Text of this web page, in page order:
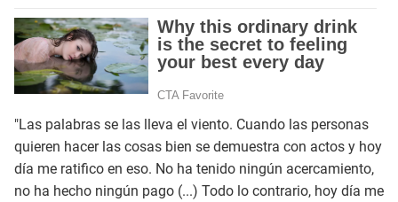
"Las palabras se las lleva el viento. Cuando las personas
quieren hacer las cosas bien se demuestra con actos y hoy
día me ratifico en eso. No ha tenido ningún acercamiento,
no ha hecho ningún pago (...) Todo lo contrario, hoy día me